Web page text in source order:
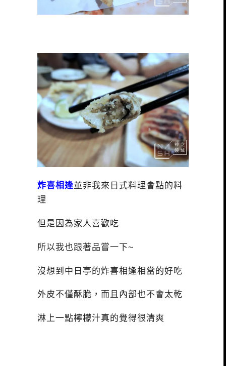
炸喜相逢並非我來日式料理會點的料
理
但是因為家人喜歡吃
所以我也跟著品嘗一下~
沒想到中日亭的炸喜相逢相當的好吃
外皮不僅酥脆，而且內部也不會太乾
淋上一點檸檬汁真的覺得很清爽